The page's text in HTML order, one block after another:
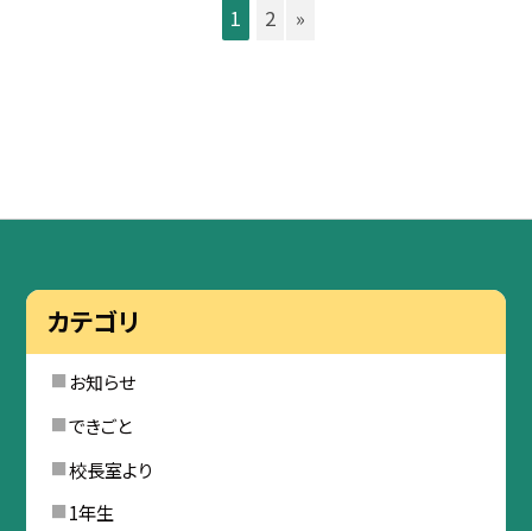
1 2 »
カテゴリ
お知らせ
できごと
校長室より
1年生